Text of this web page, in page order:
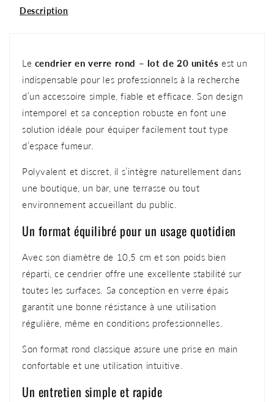
Description
Le cendrier en verre rond – lot de 20 unités est un
indispensable pour les professionnels à la recherche
d’un accessoire simple, fiable et efficace. Son design
intemporel et sa conception robuste en font une
solution idéale pour équiper facilement tout type
d’espace fumeur.
Polyvalent et discret, il s’intègre naturellement dans
une boutique, un bar, une terrasse ou tout
environnement accueillant du public.
Un format équilibré pour un usage quotidien
Avec son diamètre de 10,5 cm et son poids bien
réparti, ce cendrier offre une excellente stabilité sur
toutes les surfaces. Sa conception en verre épais
garantit une bonne résistance à une utilisation
régulière, même en conditions professionnelles.
Son format rond classique assure une prise en main
confortable et une utilisation intuitive.
Un entretien simple et rapide